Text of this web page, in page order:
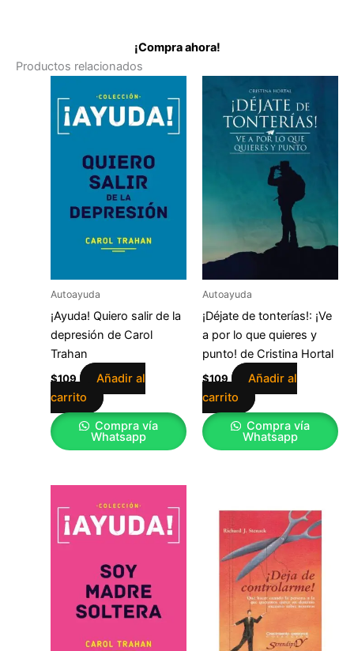
¡Compra ahora!
Productos relacionados
Autoayuda
¡Ayuda! Quiero salir de la
depresión de Carol
Trahan
$109
Añadir al
carrito
Compra vía
Whatsapp
Autoayuda
¡Déjate de tonterías!: ¡Ve
a por lo que quieres y
punto! de Cristina Hortal
$109
Añadir al
carrito
Compra vía
Whatsapp